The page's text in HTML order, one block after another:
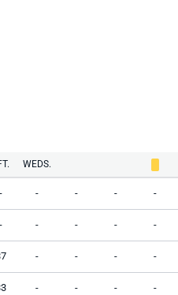
WEDS.
- - - - -
- - - - -
- - - -
- - - -